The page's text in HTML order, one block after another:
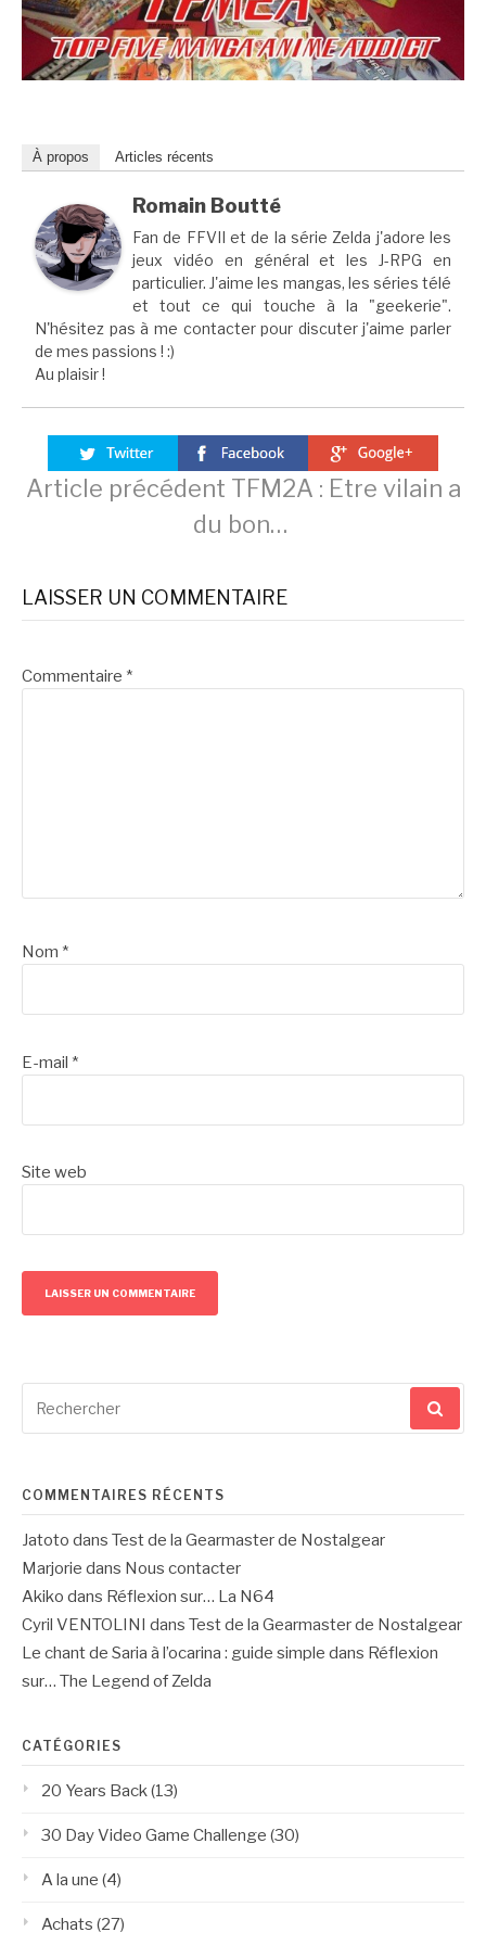
À propos Articles récents
Romain Boutté
Fan de FFVII et de la série Zelda j'adore les
jeux vidéo en général et les J-RPG en
particulier. J'aime les mangas, les séries télé
et tout ce qui touche à la "geekerie".
N'hésitez pas à me contacter pour discuter j'aime parler
de mes passions ! :)
Au plaisir !
Lire
la
suite
Article précédent TFM2A : Etre vilain a
du bon…
LAISSER UN COMMENTAIRE
Commentaire *
Nom *
E-mail *
Site web
pour
COMMENTAIRES RÉCENTS
Jatoto dans Test de la Gearmaster de Nostalgear
Marjorie dans Nous contacter
Akiko dans Réflexion sur… La N64
Cyril VENTOLINI dans Test de la Gearmaster de Nostalgear
Le chant de Saria à l’ocarina : guide simple dans Réflexion
sur… The Legend of Zelda
CATÉGORIES
20 Years Back(13)
30 Day Video Game Challenge (30)
A la une (4)
Achats (27)